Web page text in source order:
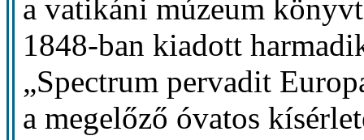
a vatikáni múzeum
1848-ban kiadott
„Spectrum pervadit
a megelőző óvatos